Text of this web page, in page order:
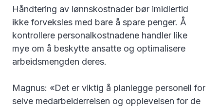
Håndtering av lønnskostnader bør imidlertid
ikke forveksles med bare å spare penger. Å
kontrollere personalkostnadene handler like
mye om å beskytte ansatte og optimalisere
arbeidsmengden deres.
Magnus: «Det er viktig å planlegge personell for
selve medarbeiderreisen og opplevelsen for de